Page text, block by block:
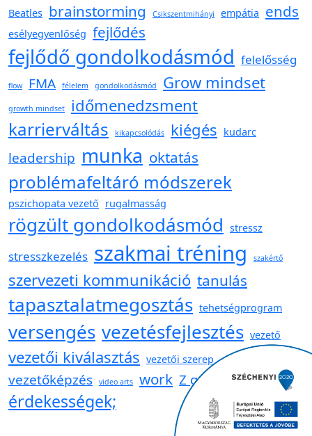
Beatles brainstorming Csikszentmihányi empátia ends
esélyegyenlőség fejlődés
fejlődő gondolkodásmód felelősség
flow FMA félelem gondolkodásmód Grow mindset
growth mindset időmenedzsment
karrierváltás kikapcsolódás kiégés kudarc
leadership munka oktatás
problémafeltáró módszerek
pszichopata vezető rugalmasság
rögzült gondolkodásmód stressz
stresszkezelés szakmai tréning szakértő
szervezeti kommunikáció tanulás
tapasztalatmegosztás tehetségprogram
versengés vezetésfejlesztés vezető
vezetői kiválasztás vezetői szerep
vezetőképzés video arts work Z generáció
érdekességek;